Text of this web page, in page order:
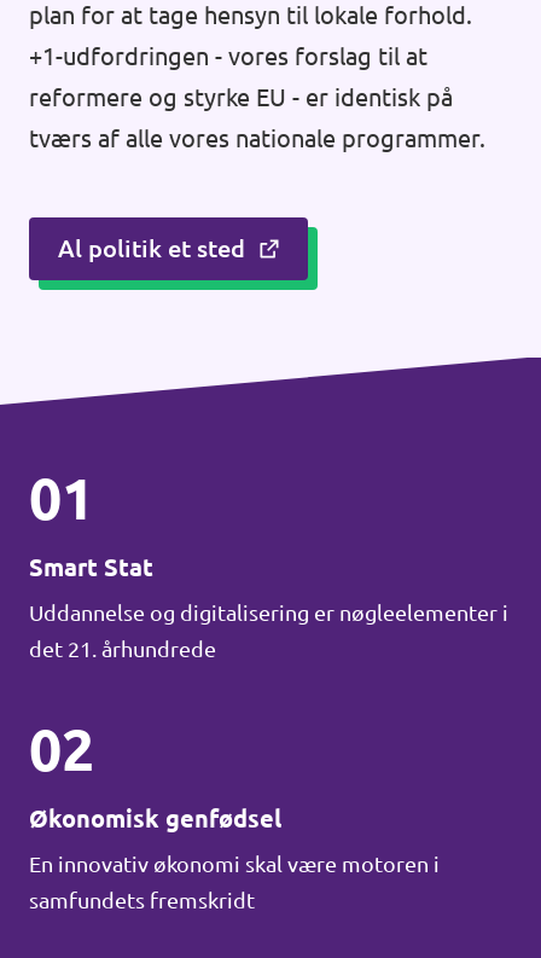
plan for at tage hensyn til lokale forhold.
+1-udfordringen - vores forslag til at
reformere og styrke EU - er identisk på
tværs af alle vores nationale programmer.
Al politik et sted
01
Smart Stat
Uddannelse og digitalisering er nøgleelementer i
det 21. århundrede
02
Økonomisk genfødsel
En innovativ økonomi skal være motoren i
samfundets fremskridt